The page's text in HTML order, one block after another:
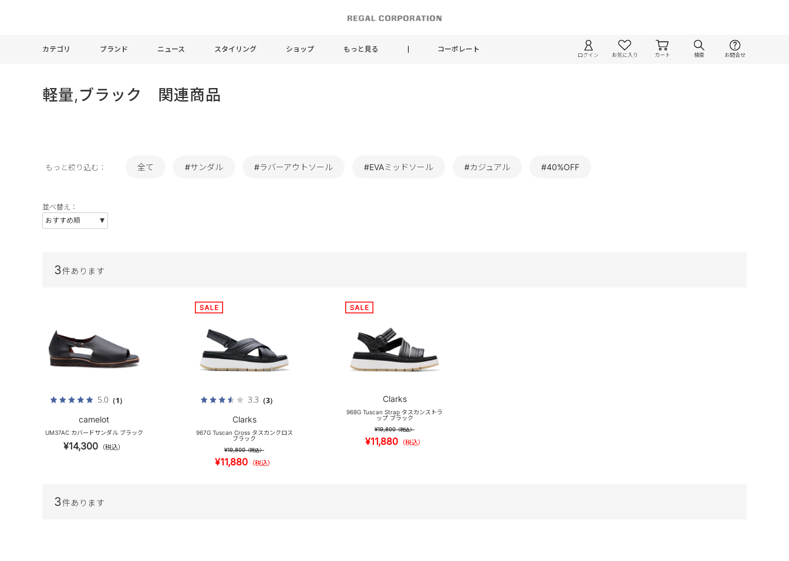
カテゴリ ブランド ニュース スタイリング ショップ もっと見る コーポレート
ログイン お気に入り カート 検索 お問合せ
軽量,ブラック 関連商品
もっと絞り込む： 全て #サンダル #ラバーアウトソール #EVAミッドソール #カジュアル #40%OFF
並べ替え：
3件あります
5.0（1）
camelot
UM37AC カバードサンダル ブラック
¥14,300 （税込）
3.3 （3）
Clarks
967G Tuscan Cross タスカンクロス
ブラック
¥19,800（税込）
¥11,880 （税込）
Clarks
968G Tuscan Strap タスカンストラ
ップ ブラック
¥19,800（税込）
¥11,880 （税込）
3件あります